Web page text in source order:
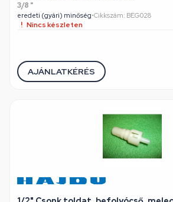
3/8 "
eredeti (gyári) minőség•Cikkszám: BEG028
Nincs készleten
AJÁNLATKÉRÉS